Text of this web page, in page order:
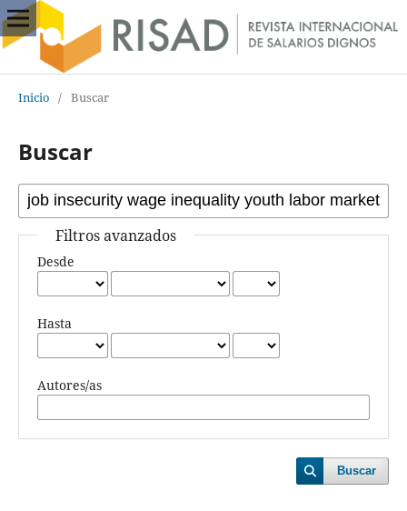
Inicio / Buscar
Buscar
Filtros avanzados
Desde
Hasta
Autores/as
Buscar